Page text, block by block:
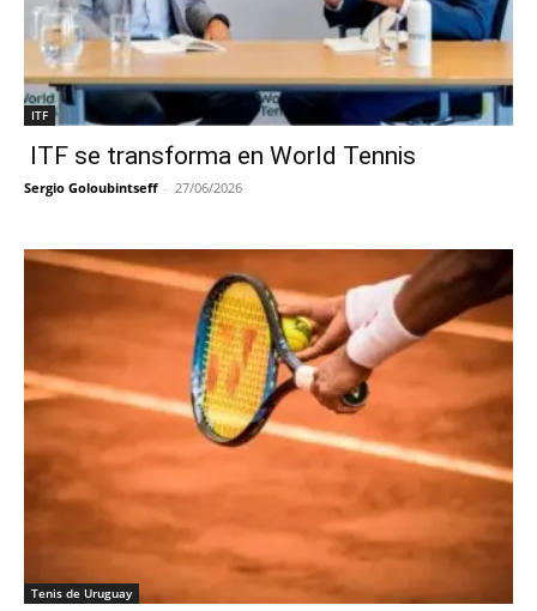
ITF
ITF se transforma en World Tennis
Sergio Goloubintseff - 27/06/2026
Tenis de Uruguay